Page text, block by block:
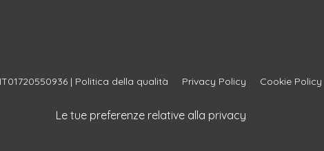
| Politica della qualità Privacy Policy Cookie Policy
Le tue preferenze relative alla privacy